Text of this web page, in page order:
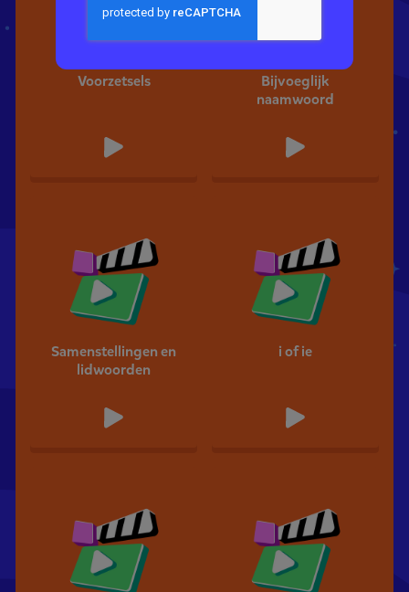
Voorzetsels
Bijvoeglijk
naamwoord
Samenstellingen en
lidwoorden
i of ie